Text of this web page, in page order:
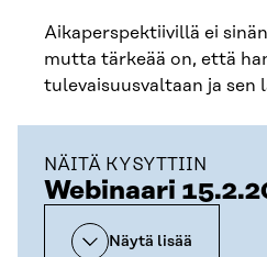
Aikaperspektiivillä ei
mutta tärkeää on, että
tulevaisuusvaltaan ja sen
NÄITÄ KYSYTTIIN
Webinaari
Näytä lisää